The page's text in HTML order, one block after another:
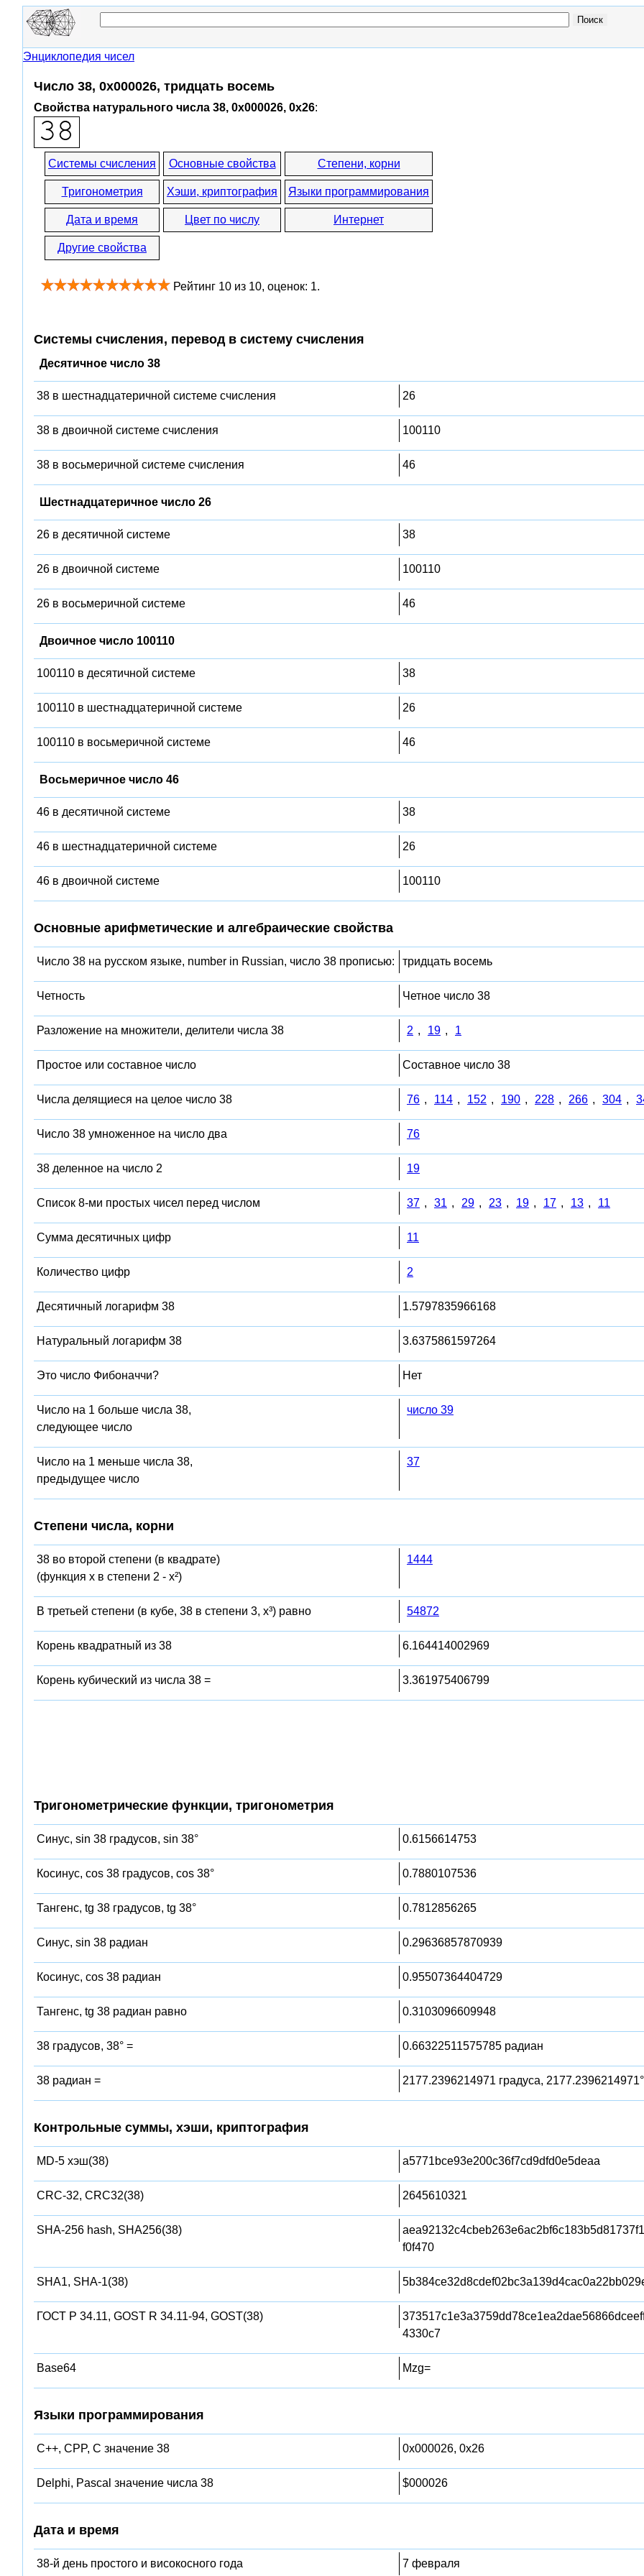
Энциклопедия чисел
Число 38, 0x000026, тридцать восемь
Свойства натурального числа 38, 0x000026, 0x26:
Системы счисления Основные свойства Степени, корни
Тригонометрия Хэши, криптография Языки программирования
Дата и время Цвет по числу Интернет
Другие свойства
Рейтинг 10 из 10, оценок: 1.
Системы счисления, перевод в систему счисления
Десятичное число 38
38 в шестнадцатеричной системе счисления 26
38 в двоичной системе счисления 100110
38 в восьмеричной системе счисления 46
Шестнадцатеричное число 26
26 в десятичной системе 38
26 в двоичной системе 100110
26 в восьмеричной системе 46
Двоичное число 100110
100110 в десятичной системе 38
100110 в шестнадцатеричной системе 26
100110 в восьмеричной системе 46
Восьмеричное число 46
46 в десятичной системе 38
46 в шестнадцатеричной системе 26
46 в двоичной системе 100110
Основные арифметические и алгебраические свойства
Число 38 на русском языке, number in Russian, число 38 прописью: тридцать восемь
Четность Четное число 38
Разложение на множители, делители числа 38 2 , 19 , 1
Простое или составное число Составное число 38
Числа делящиеся на целое число 38 76 , 114 , 152 , 190 , 228 , 266 , 304 ,
Число 38 умноженное на число два 76
38 деленное на число 2 19
Список 8-ми простых чисел перед числом 37 , 31 , 29 , 23 , 19 , 17 , 13 , 11
Сумма десятичных цифр 11
Количество цифр 2
Десятичный логарифм 38 1.5797835966168
Натуральный логарифм 38 3.6375861597264
Это число Фибоначчи? Нет
Число на 1 больше числа 38,
следующее число
число 39
Число на 1 меньше числа 38,
предыдущее число
37
Степени числа, корни
38 во второй степени (в квадрате)
(функция x в степени 2 - x²)
1444
В третьей степени (в кубе, 38 в степени 3, x³) равно 54872
Корень квадратный из 38 6.164414002969
Корень кубический из числа 38 = 3.361975406799
Тригонометрические функции, тригонометрия
Синус, sin 38 градусов, sin 38° 0.6156614753
Косинус, cos 38 градусов, cos 38° 0.7880107536
Тангенс, tg 38 градусов, tg 38° 0.7812856265
Синус, sin 38 радиан 0.29636857870939
Косинус, cos 38 радиан 0.95507364404729
Тангенс, tg 38 радиан равно 0.3103096609948
38 градусов, 38° = 0.66322511575785 радиан
38 радиан = 2177.2396214971 градуса, 2177.2396214971°
Контрольные суммы, хэши, криптография
MD-5 хэш(38) a5771bce93e200c36f7cd9dfd0e5deaa
CRC-32, CRC32(38) 2645610321
SHA-256 hash, SHA256(38)
f0f470
SHA1, SHA-1(38)
ГОСТ Р 34.11, GOST R 34.11-94, GOST(38)
4330c7
Base64 Mzg=
Языки программирования
C++, CPP, C значение 38 0x000026, 0x26
Delphi, Pascal значение числа 38 $000026
Дата и время
38-й день простого и високосного года 7 февраля